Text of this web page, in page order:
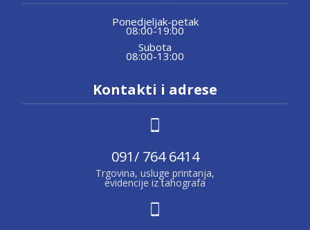
Ponedjeljak-petak
08:00-19:00
Subota
08:00-13:00
Kontakti i adrese
091/ 764 6414
Trgovina, usluge printanja,
evidencije iz tahografa